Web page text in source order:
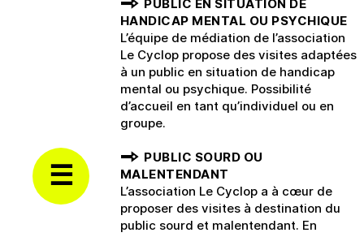
PUBLIC EN SITUATION DE
HANDICAP MENTAL OU PSYCHIQUE
L’équipe de médiation de l’association
Le Cyclop propose des visites adaptées
à un public en situation de handicap
mental ou psychique. Possibilité
d’accueil en tant qu’individuel ou en
groupe.
PUBLIC SOURD OU
MALENTENDANT
L’association Le Cyclop a à cœur de
proposer des visites à destination du
public sourd et malentendant. En